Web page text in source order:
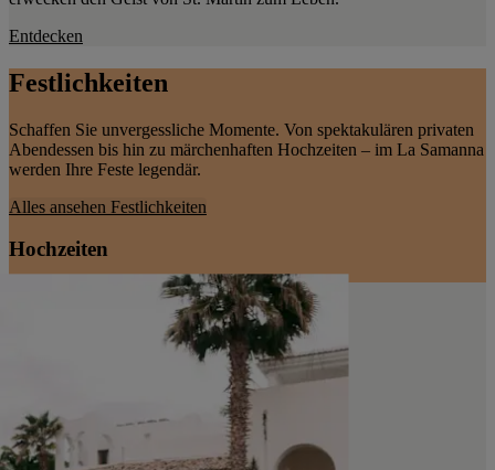
Entdecken
Festlichkeiten
Schaffen Sie unvergessliche Momente. Von spektakulären privaten
Abendessen bis hin zu märchenhaften Hochzeiten – im La Samanna
werden Ihre Feste legendär.
Alles ansehen Festlichkeiten
Hochzeiten